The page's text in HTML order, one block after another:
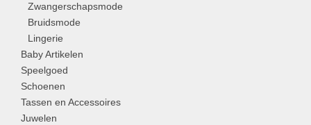
Zwangerschapsmode
Bruidsmode
Lingerie
Baby Artikelen
Speelgoed
Schoenen
Tassen en Accessoires
Juwelen